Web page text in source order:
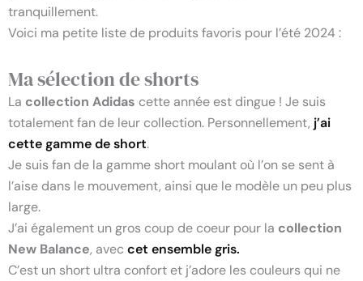
tranquillement.
Voici ma petite liste de produits favoris pour l’été 2024 :
Ma sélection de shorts
La collection Adidas cette année est dingue ! Je suis
totalement fan de leur collection. Personnellement, j’ai
cette gamme de short.
Je suis fan de la gamme short moulant où l’on se sent à
l’aise dans le mouvement, ainsi que le modèle un peu plus
large.
J’ai également un gros coup de coeur pour la collection
New Balance, avec cet ensemble gris.
C’est un short ultra confort et j’adore les couleurs qui ne